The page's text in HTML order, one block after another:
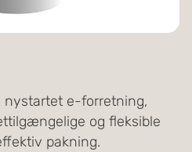
nystartet e-forretning,
og fleksible
pakning.